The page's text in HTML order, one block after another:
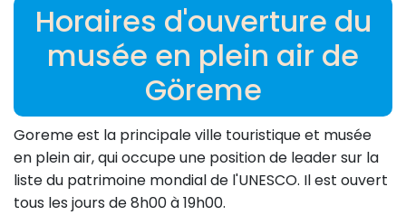
Horaires d'ouverture du
musée en plein air de
Göreme
Goreme est la principale ville touristique et musée
en plein air, qui occupe une position de leader sur la
liste du patrimoine mondial de l'UNESCO. Il est ouvert
tous les jours de 8h00 à 19h00.